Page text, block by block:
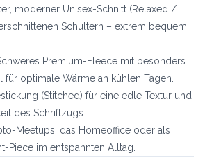
moderner Unisex-Schnitt (Relaxed /
Schultern – extrem bequem
Premium-Fleece mit besonders
optimale Wärme an kühlen Tagen.
(Stitched) für eine edle Textur und
des Schriftzugs.
Meetups, das Homeoffice oder als
Piece im entspannten Alltag.